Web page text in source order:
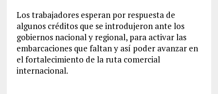
Los trabajadores esperan por respuesta de
algunos créditos que se introdujeron ante los
gobiernos nacional y regional, para activar las
embarcaciones que faltan y así poder avanzar en
el fortalecimiento de la ruta comercial
internacional.